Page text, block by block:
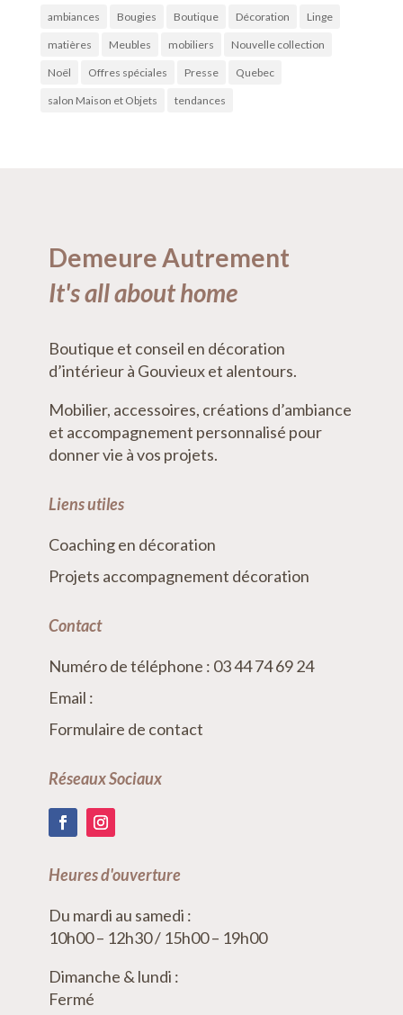
ambiances Bougies Boutique Décoration Linge
matières Meubles mobiliers Nouvelle collection
Noël Offres spéciales Presse Quebec
salon Maison et Objets tendances
Demeure Autrement
It's all about home
Boutique et conseil en décoration
d’intérieur à Gouvieux et alentours.
Mobilier, accessoires, créations d’ambiance
et accompagnement personnalisé pour
donner vie à vos projets.
Liens utiles
Coaching en décoration
Projets accompagnement décoration
Contact
Numéro de téléphone : 03 44 74 69 24
Email :
Formulaire de contact
Réseaux Sociaux
Heures d'ouverture
Du mardi au samedi :
10h00 – 12h30 / 15h00 – 19h00
Dimanche & lundi :
Fermé